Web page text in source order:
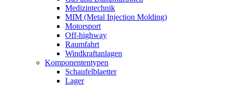
Medizintechnik
MIM (Metal Injection Molding)
Motorsport
Off-highway
Raumfahrt
Windkraftanlagen
Komponententypen
Schaufelblaetter
Lager